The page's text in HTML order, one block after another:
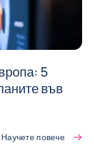
5
във
Научете повече